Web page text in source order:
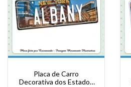
Placa de Carro
Decorativa dos Estados